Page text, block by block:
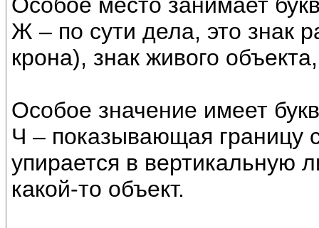
Особое место занимает
Ж – по сути дела, это знак
крона), знак живого
Особое значение имеет
Ч – показывающая границу
упирается в вертикальную
какой-то объект.